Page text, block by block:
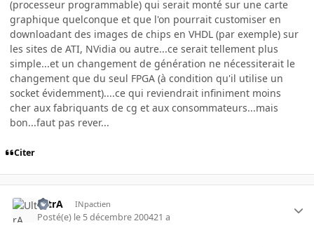
(processeur programmable) qui serait monté sur une carte
graphique quelconque et que l'on pourrait customiser en
downloadant des images de chips en VHDL (par exemple) sur
les sites de ATI, NVidia ou autre...ce serait tellement plus
simple...et un changement de génération ne nécessiterait le
changement que du seul FPGA (à condition qu'il utilise un
socket évidemment)....ce qui reviendrait infiniment moins
cher aux fabriquants de cg et aux consommateurs...mais
bon...faut pas rever...
Citer
UltrA INpactien
Posté(e) le 5 décembre 200421 a